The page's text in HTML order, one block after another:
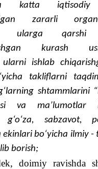
katta
zararli
ularga qarshi
kurash
ishlab
takliflarni
shtammlarini
va ma’lumotlar
g‘o‘za, sabzavot,
ekinlari bo‘yicha ilmiy -
borish;
doimiy ravishda